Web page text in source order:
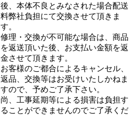
後、本体不良とみなされた場合配送
料弊社負担にて交換させて頂きま
す。
修理・交換が不可能な場合は、商品
を返送頂いた後、お支払い金額を返
金させて頂きます。
お客様のご都合によるキャンセル、
返品、交換等はお受けいたしかねま
すので、予めご了承下さい。
尚、工事延期等による損害は負担す
ることができませんのでご了承くだ